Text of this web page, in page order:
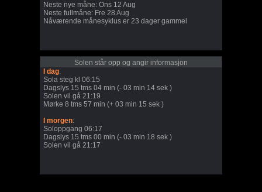
Neste nye måne: Ons 12 Aug
Neste fullmåne: Fre 28 Aug
Nåværende månesyklus er 23 dager gammel
Solen står opp og angir informasjon
I dag:
Sola steg kl 06:15
Dagslys 15 tms 04 min (- 03 min 14 sek )
Solen vil gå 21:19
Mørke 8 tms 57 min (+ 03 min 15 sek )
I morgen:
Soloppgang 06:17
Dagslys 15 tms 00 min (- 03 min 18 sek )
Solen vil gå 21:17